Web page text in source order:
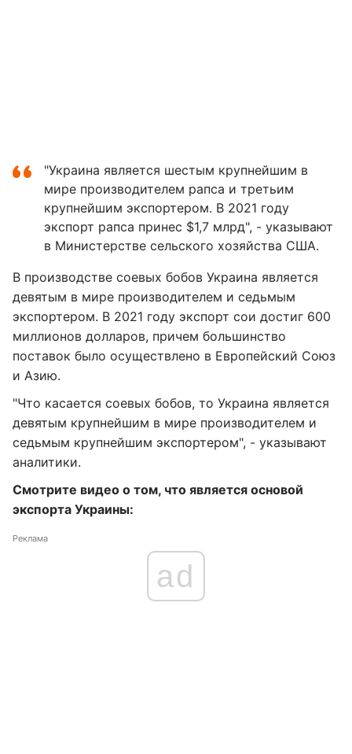
"Украина является шестым крупнейшим в
мире производителем рапса и третьим
крупнейшим экспортером. В 2021 году
экспорт рапса принес $1,7 млрд", - указывают
в Министерстве сельского хозяйства США.
В производстве соевых бобов Украина является
девятым в мире производителем и седьмым
экспортером. В 2021 году экспорт сои достиг 600
миллионов долларов, причем большинство
поставок было осуществлено в Европейский Союз
и Азию.
"Что касается соевых бобов, то Украина является
девятым крупнейшим в мире производителем и
седьмым крупнейшим экспортером", - указывают
аналитики.
Смотрите видео о том, что является основой
экспорта Украины:
Реклама
ad